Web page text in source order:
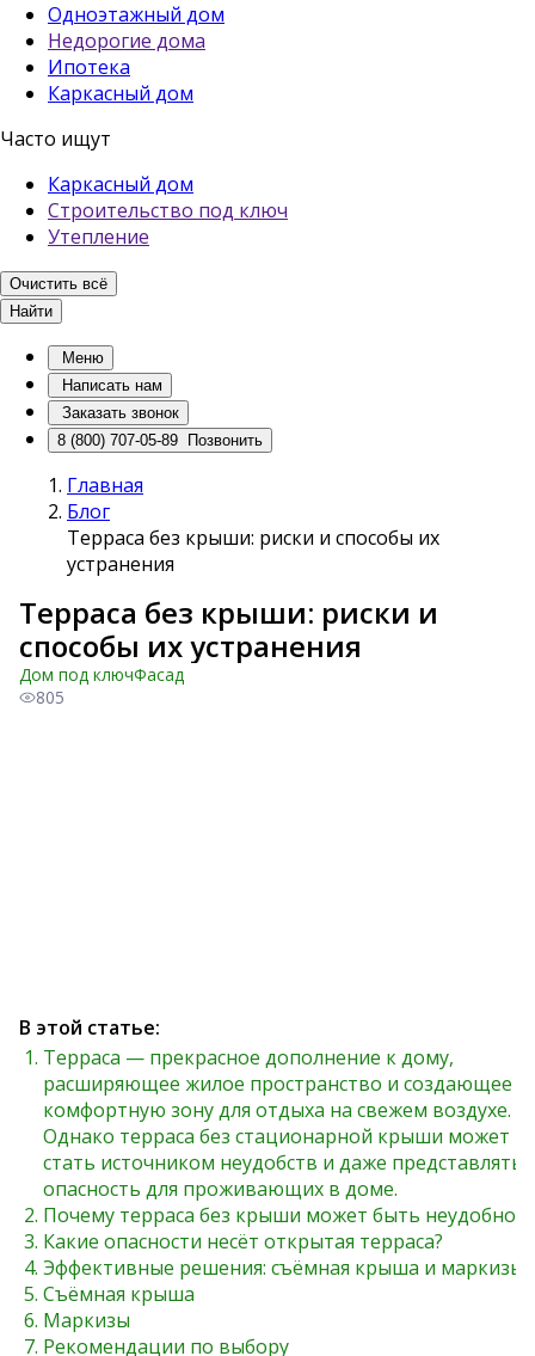
Одноэтажный дом
Недорогие дома
Ипотека
Каркасный дом
Часто ищут
Каркасный дом
Строительство под ключ
Утепление
Очистить всё
Найти
Меню
Написать нам
Заказать звонок
8 (800) 707-05-89
Позвонить
Главная
Блог
Терраса без крыши: риски и способы их
устранения
Терраса без крыши: риски и
способы их устранения
Дом под ключФасад
805
В этой статье:
Терраса — прекрасное дополнение к дому,
расширяющее жилое пространство и создающее
комфортную зону для отдыха на свежем воздухе.
Однако терраса без стационарной крыши может
стать источником неудобств и даже представлять
опасность для проживающих в доме.
Почему терраса без крыши может быть неудобной?
Какие опасности несёт открытая терраса?
Эффективные решения: съёмная крыша и маркизы
Съёмная крыша
Маркизы
Рекомендации по выбору